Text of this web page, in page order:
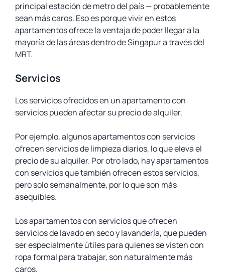
principal estación de metro del país — probablemente
sean más caros. Eso es porque vivir en estos
apartamentos ofrece la ventaja de poder llegar a la
mayoría de las áreas dentro de Singapur a través del
MRT.
Servicios
Los servicios ofrecidos en un apartamento con
servicios pueden afectar su precio de alquiler.
Por ejemplo, algunos apartamentos con servicios
ofrecen servicios de limpieza diarios, lo que eleva el
precio de su alquiler. Por otro lado, hay apartamentos
con servicios que también ofrecen estos servicios,
pero solo semanalmente, por lo que son más
asequibles.
Los apartamentos con servicios que ofrecen
servicios de lavado en seco y lavandería, que pueden
ser especialmente útiles para quienes se visten con
ropa formal para trabajar, son naturalmente más
caros.